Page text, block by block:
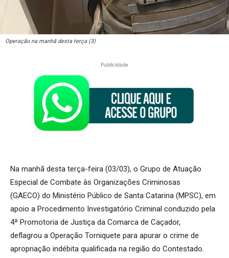
Operação na manhã desta terça (3)
Publicidade
Na manhã desta terça-feira (03/03), o Grupo de Atuação
Especial de Combate às Organizações Criminosas
(GAECO) do Ministério Público de Santa Catarina (MPSC), em
apoio a Procedimento Investigatório Criminal conduzido pela
4ª Promotoria de Justiça da Comarca de Caçador,
deflagrou a Operação Torniquete para apurar o crime de
apropriação indébita qualificada na região do Contestado.